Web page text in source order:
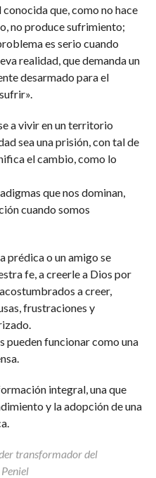
que, como no hace
no produce sufrimiento;
es serio cuando
realidad, que demanda un
desarmado para el
a vivir en un territorio
sea una prisión, con tal de
el cambio, como lo
que nos dominan,
cuando somos
prédica o un amigo se
fe, a creerle a Dios por
a creer,
frustraciones y
pueden funcionar como una
integral, una que
y la adopción de una
transformador del